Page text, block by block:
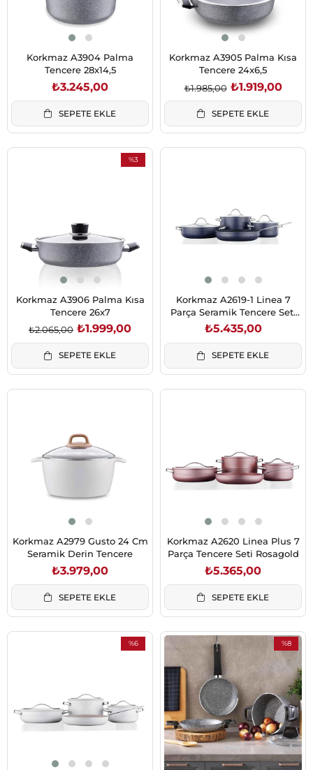
Korkmaz A3904 Palma
Tencere 28x14,5
₺3.245,00
SEPETE EKLE
Korkmaz A3905 Palma Kısa
Tencere 24x6,5
₺1.919,00
₺1.985,00
SEPETE EKLE
%3
Korkmaz A3906 Palma Kısa
Tencere 26x7
₺1.999,00
₺2.065,00
SEPETE EKLE
Korkmaz A2619-1 Linea 7
Parça Seramik Tencere Seti
Azura
₺5.435,00
SEPETE EKLE
Korkmaz A2979 Gusto 24 Cm
Seramik Derin Tencere
₺3.979,00
SEPETE EKLE
Korkmaz A2620 Linea Plus 7
Parça Tencere Seti Rosagold
₺5.365,00
SEPETE EKLE
%6
%8
İndirim
%8İndirim